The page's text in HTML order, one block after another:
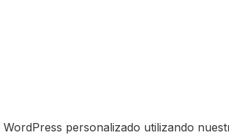
personalizado utilizando